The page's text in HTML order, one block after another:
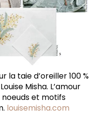
la taie d’oreiller 100 %
Misha. L’amour
et motifs
louisemisha.com